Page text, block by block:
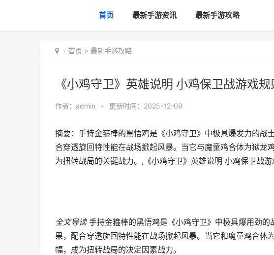
首页 最新手游资讯 最新手游攻略
首页 > 最新手游攻略
《小鸡守卫》英雄说明 小鸡保卫战游戏规
作者： admin • 更新时间：2025-12-09
摘要：手持金箍棒的黑悟鸡是《小鸡守卫》中极具爆发力的战
合穿透旋回特性能在战场掀起风暴。当它与魔童鸡合体为狱龙
为扭转战局的关键战力。,《小鸡守卫》英雄说明 小鸡保卫战游
全文导读手持金箍棒的黑悟鸡是《小鸡守卫》中极具爆用劲
果，配合穿透旋回特性能在战场掀起风暴。当它和魔童鸡合体
幅，成为扭转战局的决定因素战力。